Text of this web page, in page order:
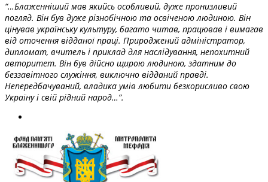
“…Блаженніший мав якийсь особливий, дуже пронизливий
погляд. Він був дуже різнобічною та освіченою людиною. Він
цінував українську культуру, багато читав, працював і вимагав
від оточення відданої праці. Природжений адміністратор,
дипломат, вчитель і приклад для наслідування, непохитний
авторитет. Він був дійсно щирою людиною, здатним до
беззавітного служіння, виключно відданий правді.
Непередбачуваний, владика умів любити безкорисливо свою
Україну і свій рідний народ…”.